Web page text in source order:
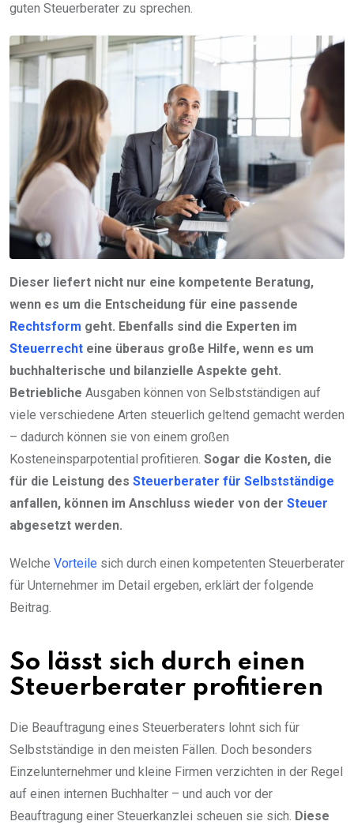
guten Steuerberater zu sprechen.
Dieser liefert nicht nur eine kompetente Beratung,
wenn es um die Entscheidung für eine passende
Rechtsform geht. Ebenfalls sind die Experten im
Steuerrecht eine überaus große Hilfe, wenn es um
buchhalterische und bilanzielle Aspekte geht.
Betriebliche Ausgaben können von Selbstständigen auf
viele verschiedene Arten steuerlich geltend gemacht werden
– dadurch können sie von einem großen
Kosteneinsparpotential profitieren. Sogar die Kosten, die
für die Leistung des Steuerberater für Selbstständige
anfallen, können im Anschluss wieder von der Steuer
abgesetzt werden.
Welche Vorteile sich durch einen kompetenten Steuerberater
für Unternehmer im Detail ergeben, erklärt der folgende
Beitrag.
So lässt sich durch einen
Steuerberater profitieren
Die Beauftragung eines Steuerberaters lohnt sich für
Selbstständige in den meisten Fällen. Doch besonders
Einzelunternehmer und kleine Firmen verzichten in der Regel
auf einen internen Buchhalter – und auch vor der
Beauftragung einer Steuerkanzlei scheuen sie sich. Diese